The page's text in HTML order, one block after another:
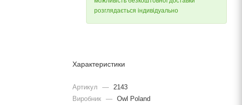
розглядається індивідуально
Характеристики
Артикул —
2143
Виробник — Owl Poland